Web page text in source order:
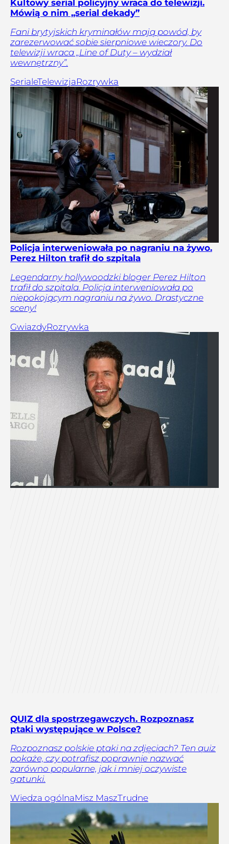
Kultowy serial policyjny wraca do telewizji.
Mówią o nim „serial dekady”
Fani brytyjskich kryminałów mają powód, by
zarezerwować sobie sierpniowe wieczory. Do
telewizji wraca „Line of Duty – wydział
wewnętrzny”.
SerialeTelewizjaRozrywka
Policja interweniowała po nagraniu na żywo.
Perez Hilton trafił do szpitala
Legendarny hollywoodzki bloger Perez Hilton
trafił do szpitala. Policja interweniowała po
niepokojącym nagraniu na żywo. Drastyczne
sceny!
GwiazdyRozrywka
QUIZ dla spostrzegawczych. Rozpoznasz
ptaki występujące w Polsce?
Rozpoznasz polskie ptaki na zdjęciach? Ten quiz
pokaże, czy potrafisz poprawnie nazwać
zarówno popularne, jak i mniej oczywiste
gatunki.
Wiedza ogólnaMisz MaszTrudne